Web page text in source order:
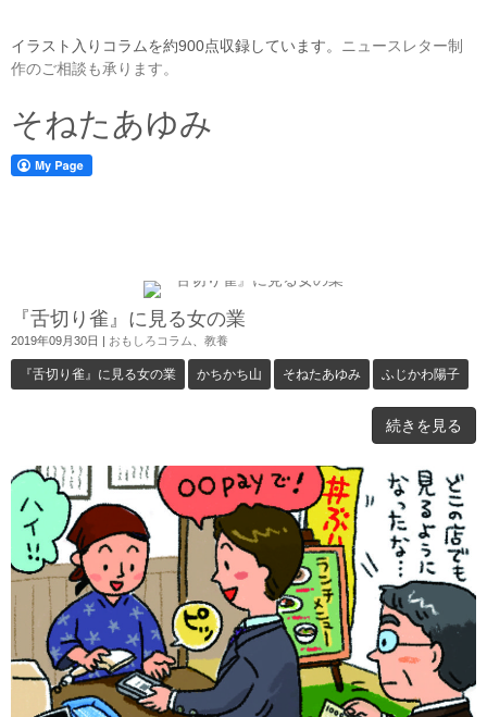
イラスト入りコラムを約900点収録しています。
ニュースレター制
作のご相談も承ります。
そねたあゆみ
『舌切り雀』に見る女の業
2019年09月30日 | おもしろコラム 教養
『舌切り雀』に見る女の業 かちかち山 そねたあゆみ ふじかわ陽子
続きを見る